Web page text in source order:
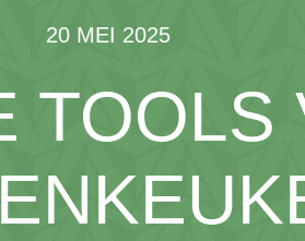
20 MEI 2025
TOOLS